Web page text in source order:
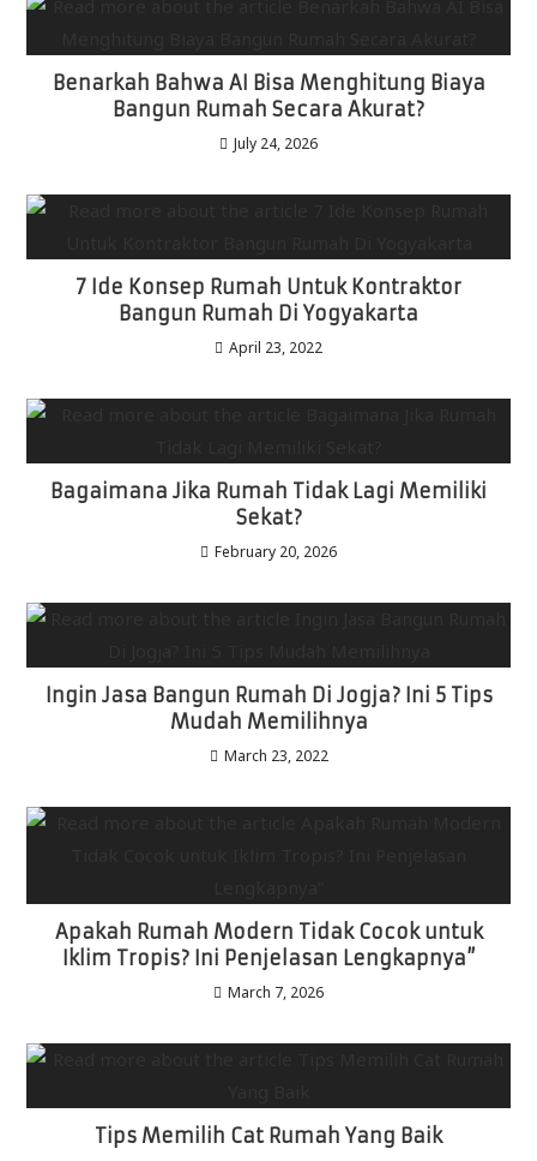
Benarkah Bahwa AI Bisa Menghitung Biaya
Bangun Rumah Secara Akurat?
July 24, 2026
7 Ide Konsep Rumah Untuk Kontraktor
Bangun Rumah Di Yogyakarta
April 23, 2022
Bagaimana Jika Rumah Tidak Lagi Memiliki
Sekat?
February 20, 2026
Ingin Jasa Bangun Rumah Di Jogja? Ini 5 Tips
Mudah Memilihnya
March 23, 2022
Apakah Rumah Modern Tidak Cocok untuk
Iklim Tropis? Ini Penjelasan Lengkapnya”
March 7, 2026
Tips Memilih Cat Rumah Yang Baik